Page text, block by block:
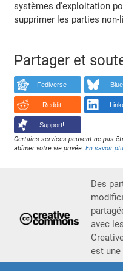
systèmes d'exploitation
supprimer les parties non-
Partager et
Fediverse
Reddit
Support!
Certains services peuvent ne pas
abîmer votre vie privée.En savoir
Des
avec
est une